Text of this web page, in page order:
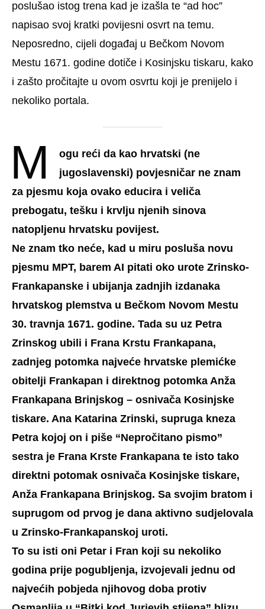
poslušao istog trena kad je izašla te “ad hoc”
napisao svoj kratki povijesni osvrt na temu.
Neposredno, cijeli događaj u Bečkom Novom
Mestu 1671. godine dotiče i Kosinjsku tiskaru, kako
i zašto pročitajte u ovom osvrtu koji je prenijelo i
nekoliko portala.
M
ogu reći da kao hrvatski (ne
jugoslavenski) povjesničar ne znam
za pjesmu koja ovako educira i veliča
prebogatu, tešku i krvlju njenih sinova
natopljenu hrvatsku povijest.
Ne znam tko neće, kad u miru posluša novu
pjesmu MPT, barem AI pitati oko urote Zrinsko-
Frankapanske i ubijanja zadnjih izdanaka
hrvatskog plemstva u Bečkom Novom Mestu
30. travnja 1671. godine. Tada su uz Petra
Zrinskog ubili i Frana Krstu Frankapana,
zadnjeg potomka najveće hrvatske plemićke
obitelji Frankapan i direktnog potomka Anža
Frankapana Brinjskog – osnivača Kosinjske
tiskare. Ana Katarina Zrinski, supruga kneza
Petra kojoj on i piše “Nepročitano pismo”
sestra je Frana Krste Frankapana te isto tako
direktni potomak osnivača Kosinjske tiskare,
Anža Frankapana Brinjskog. Sa svojim bratom i
suprugom od prvog je dana aktivno sudjelovala
u Zrinsko-Frankapanskoj uroti.
To su isti oni Petar i Fran koji su nekoliko
godina prije pogubljenja, izvojevali jednu od
najvećih pobjeda njihovog doba protiv